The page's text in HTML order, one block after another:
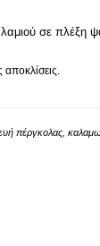
σε πλέξη
πέργκολας,